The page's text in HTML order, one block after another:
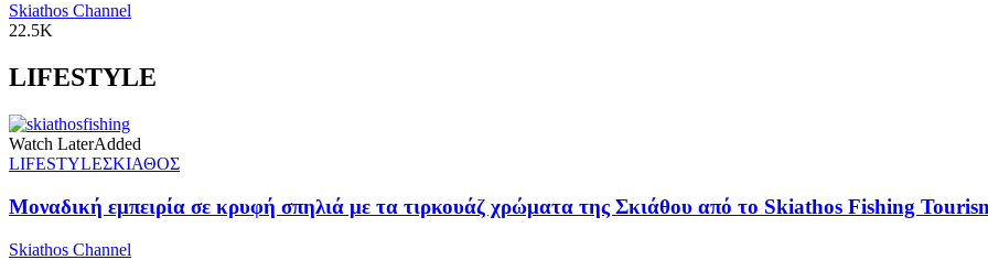
Skiathos Channel
22.5K
LIFESTYLE
Watch LaterAdded
LIFESTYLEΣΚΙΑΘΟΣ
Μοναδική εμπειρία σε κρυφή σπηλιά με τα τιρκουάζ χρώματα της Σκιάθου από το Skiathos Fishing
Skiathos Channel